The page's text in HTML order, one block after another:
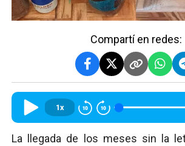
Compartí en redes:
1x
La llegada de los meses sin la